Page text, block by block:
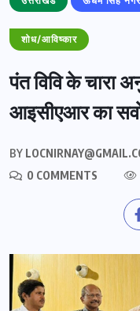
शोध/आविष्कार
पंत विवि के चारा
आइसीएआर का
BY
0 COMMENTS